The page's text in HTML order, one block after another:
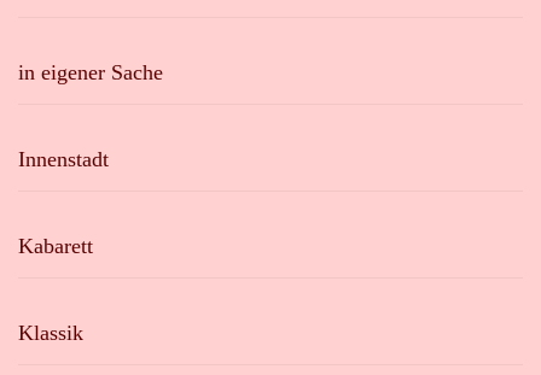
in eigener Sache
Innenstadt
Kabarett
Klassik